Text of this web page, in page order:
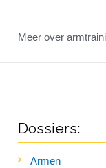
Meer over
Dossiers:
Armen